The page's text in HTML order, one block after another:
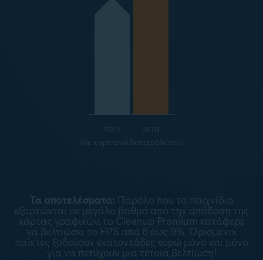
πριν
μετά
(σε καρέ ανά δευτερόλεπτο)
Τα αποτελέσματα: Παρόλο που τα παιχνίδια
εξαρτώνται σε μεγάλο βαθμό από την απόδοση της
κάρτας γραφικών, το Cleanup Premium κατάφερε
να βελτιώσει το FPS από 6 έως 9%. Ορισμένοι
παίκτες ξοδεύουν εκατοντάδες ευρώ μόνο και μόνο
για να πετύχουν μια τέτοια βελτίωση!